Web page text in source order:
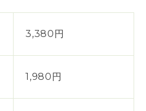
3,380円
1,980円